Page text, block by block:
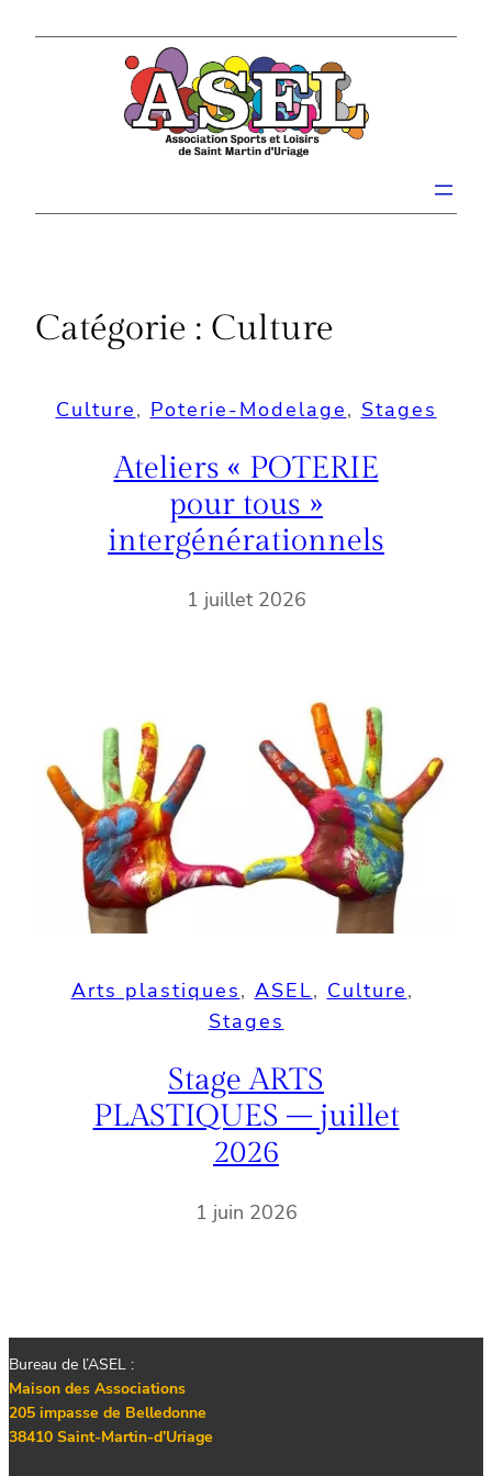
Catégorie : Culture
Culture, Poterie-Modelage, Stages
Ateliers « POTERIE
pour tous »
intergénérationnels
1 juillet 2026
Arts plastiques, ASEL, Culture
Stages
Stage ARTS
PLASTIQUES – juillet
2026
1 juin 2026
Bureau de l’ASEL :
Maison des Associations
205 impasse de Belledonne
38410 Saint-Martin-d’Uriage